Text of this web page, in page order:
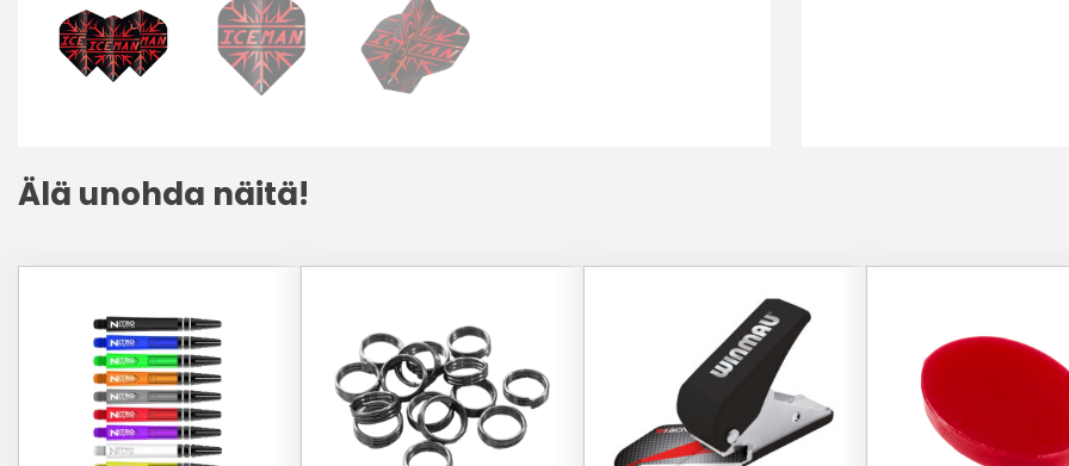
Älä unohda näitä!
tuotteella
useampi
muunnelma.